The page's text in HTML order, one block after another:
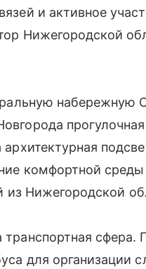
и активное
Нижегородской
набережную
прогулочная
комфортной среды
из Нижегородской
сфера.
для организации